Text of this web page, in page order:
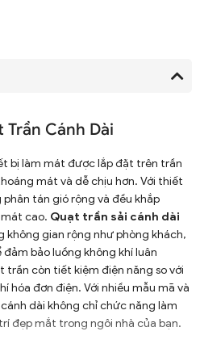
Trần Cánh Dài
bị làm mát được lắp đặt trên trần
mát và dễ chịu hơn. Với thiết
tán gió rộng và đều khắp
cao. Quạt trần sải cánh dài
gian rộng như phòng khách,
bảo luồng không khí luân
trần còn tiết kiệm điện năng so với
hóa đơn điện. Với nhiều mẫu mã và
dài không chỉ chức năng làm
đẹp mắt trong ngôi nhà của bạn.